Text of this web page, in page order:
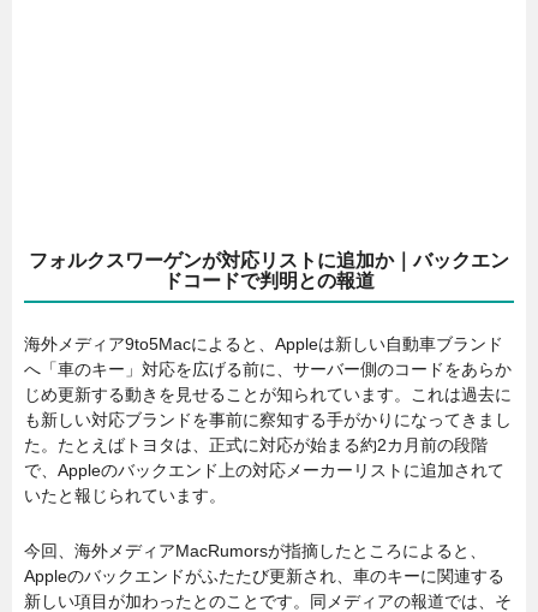
フォルクスワーゲンが対応リストに追加か｜バックエン
ドコードで判明との報道
海外メディア9to5Macによると、Appleは新しい自動車ブランド
へ「車のキー」対応を広げる前に、サーバー側のコードをあらか
じめ更新する動きを見せることが知られています。これは過去に
も新しい対応ブランドを事前に察知する手がかりになってきまし
た。たとえばトヨタは、正式に対応が始まる約2カ月前の段階
で、Appleのバックエンド上の対応メーカーリストに追加されて
いたと報じられています。
今回、海外メディアMacRumorsが指摘したところによると、
Appleのバックエンドがふたたび更新され、車のキーに関連する
新しい項目が加わったとのことです。同メディアの報道では、そ